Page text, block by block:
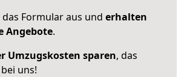
das Formular aus und erhalten
Angebote.
Umzugskosten sparen, das
uns!